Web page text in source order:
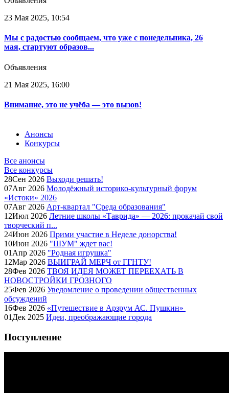
23 Мая 2025, 10:54
Мы с радостью сообщаем, что уже с понедельника, 26
мая, стартуют образов...
Объявления
21 Мая 2025, 16:00
Внимание, это не учёба — это вызов!
Анонсы
Конкурсы
Все анонсы
Все конкурсы
28Сен 2026 Выходи решать!
07Авг 2026 Молодёжный историко-культурный форум
«Истоки» 2026
07Авг 2026 Арт-квартал "Среда образования"
12Июл 2026 Летние школы «Таврида» — 2026: прокачай свой
творческий п...
24Июн 2026 Прими участие в Неделе донорства!
10Июн 2026 "ШУМ" ждет вас!
01 Апр 2026 "Родная игрушка"
12Мар 2026 ВЫИГРАЙ МЕРЧ от ГГНТУ!
28Фев 2026 ТВОЯ ИДЕЯ МОЖЕТ ПЕРЕЕХАТЬ В
НОВОСТРОЙКИ ГРОЗНОГО
25Фев 2026 Уведомление о проведении общественных
обсуждений
16Фев 2026 «Путешествие в Арзрум АС. Пушкин»
01 Дек 2025 Идеи, преображающие города
Поступление